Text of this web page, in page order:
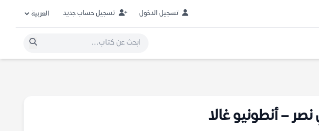
تسجيل الدخول تسجيل حساب جديد
– أنطونيو غالا